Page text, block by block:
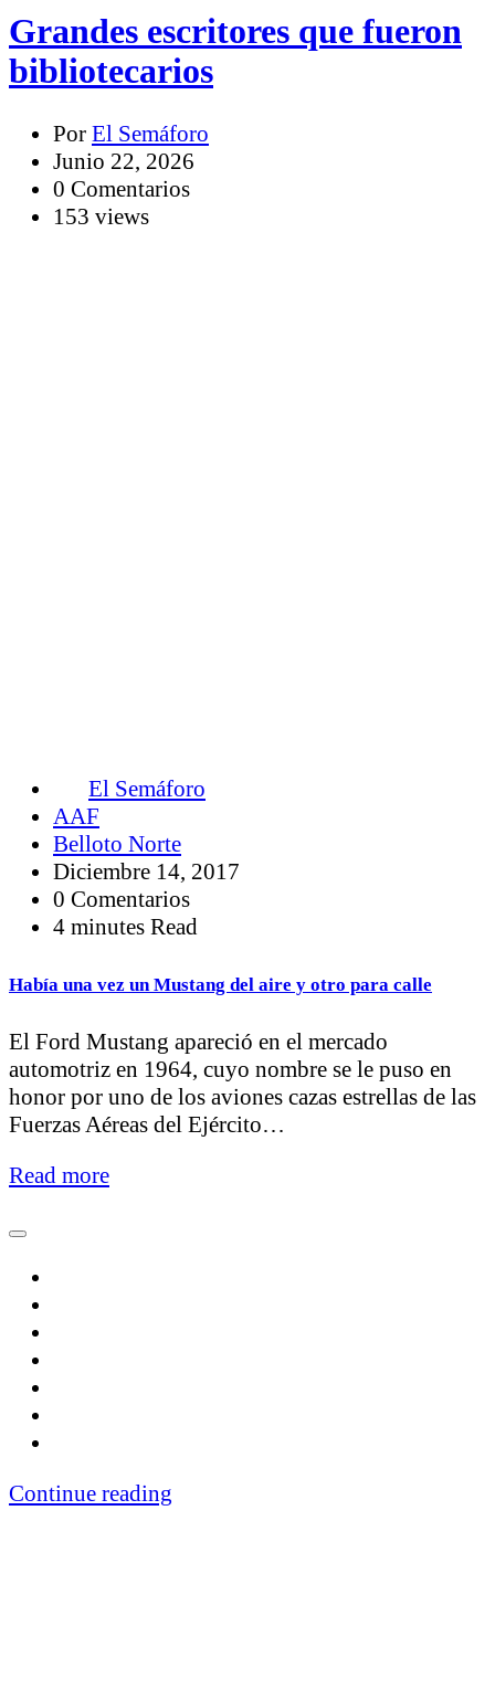
Grandes escritores que fueron
bibliotecarios
Por El Semáforo
Junio 22, 2026
0 Comentarios
153 views
El Semáforo
AAF
Belloto Norte
Diciembre 14, 2017
0 Comentarios
4 minutes Read
Había una vez un Mustang del aire y otro para calle
El Ford Mustang apareció en el mercado
automotriz en 1964, cuyo nombre se le puso en
honor por uno de los aviones cazas estrellas de las
Fuerzas Aéreas del Ejército…
Read more
Continue reading